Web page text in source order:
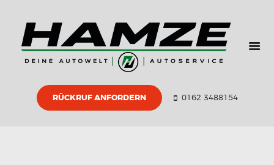
RÜCKRUF ANFORDERN 0162 3488154
ÜBER UNS
GEBRAUCHTWAGE